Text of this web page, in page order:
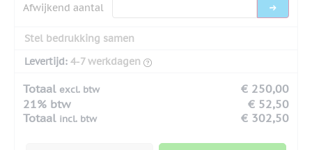
Afwijkend aantal
Stel bedrukking samen
Levertijd: 4-7 werkdagen
Totaal excl. btw
€ 250,00
21% btw
€ 52,50
Totaal incl. btw € 302,50